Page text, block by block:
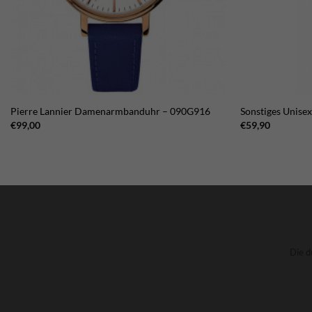
Pierre Lannier Damenarmbanduhr – 090G916
€99,00
Sonstiges
€59,90
Die